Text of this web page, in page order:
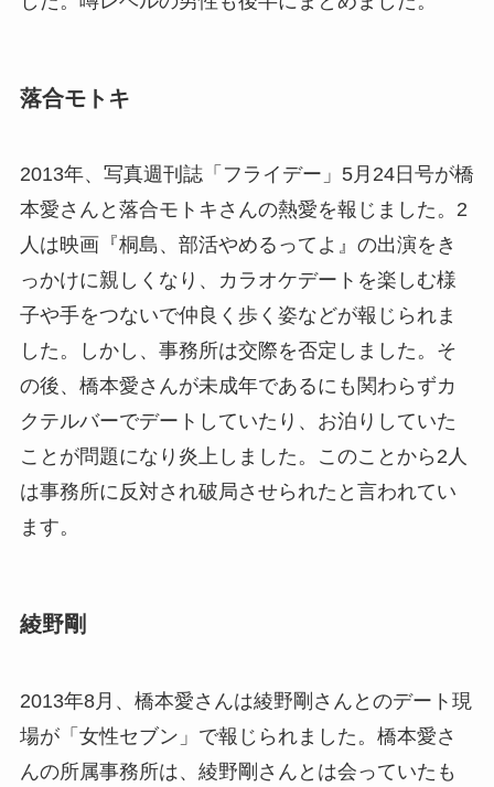
落合モトキ
2013年、写真週刊誌「フライデー」5月24日号が橋
本愛さんと落合モトキさんの熱愛を報じました。2
人は映画『桐島、部活やめるってよ』の出演をき
っかけに親しくなり、カラオケデートを楽しむ様
子や手をつないで仲良く歩く姿などが報じられま
した。しかし、事務所は交際を否定しました。そ
の後、橋本愛さんが未成年であるにも関わらずカ
クテルバーでデートしていたり、お泊りしていた
ことが問題になり炎上しました。このことから2人
は事務所に反対され破局させられたと言われてい
ます。
綾野剛
2013年8月、橋本愛さんは綾野剛さんとのデート現
場が「女性セブン」で報じられました。橋本愛さ
んの所属事務所は、綾野剛さんとは会っていたも